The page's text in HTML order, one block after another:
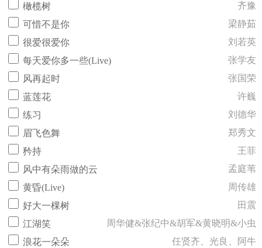
橄榄树
齐豫
可惜不是你
梁静茹
很爱很爱你
刘若英
每天爱你多一些(Live)
张学友
风再起时
张国荣
蓝莲花
许巍
练习
刘德华
眉飞色舞
郑秀文
矜持
王菲
风中有朵雨做的云
孟庭苇
黄昏(Live)
周传雄
好大一棵树
田震
江湖笑
周华健&张纪中&胡军&黄晓明&小虫
浪花一朵朵
任贤齐、光良、阿牛